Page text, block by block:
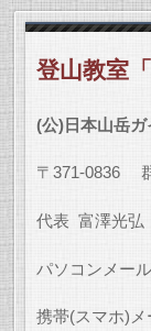
登山教室
(公)日本山岳ガ
〒 371-0836
代表 富澤光弘
パソコンメール
携帯(スマホ)メ